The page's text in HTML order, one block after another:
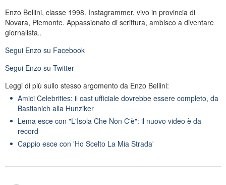
Enzo Bellini, classe 1998. Instagrammer, vivo in provincia di
Novara, Piemonte. Appassionato di scrittura, ambisco a diventare
giornalista..
Segui Enzo su Facebook
Segui Enzo su Twitter
Leggi di più sullo stesso argomento da Enzo Bellini:
Amici Celebrities: il cast ufficiale dovrebbe essere completo, da
Bastianich alla Hunziker
Lema esce con "L'Isola Che Non C'è": il nuovo video è da
record
Cappio esce con 'Ho Scelto La Mia Strada'